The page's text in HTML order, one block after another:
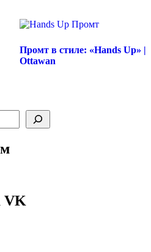
Промт в стиле: «Hands Up» |
Ottawan
VK